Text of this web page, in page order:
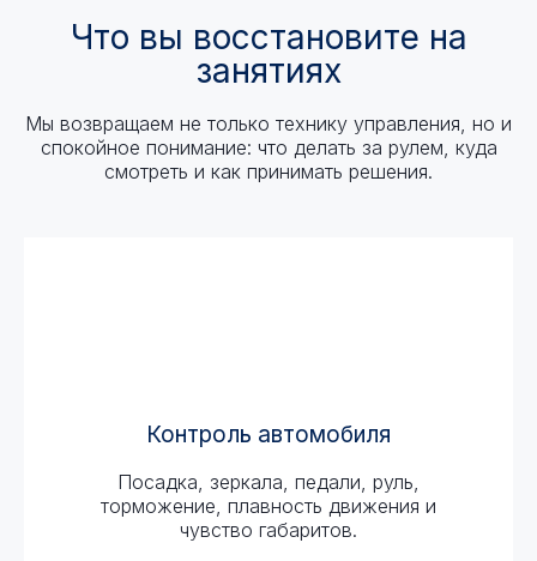
Что вы восстановите на
занятиях
Мы возвращаем не только технику управления, но и
спокойное понимание: что делать за рулем, куда
смотреть и как принимать решения.
Контроль автомобиля
Посадка, зеркала, педали, руль,
торможение, плавность движения и
чувство габаритов.